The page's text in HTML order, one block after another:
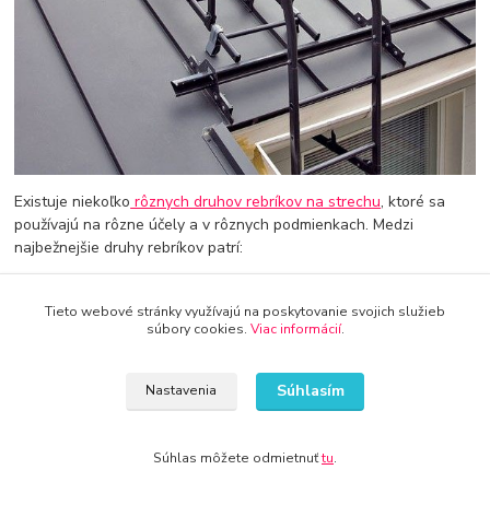
Existuje niekoľko rôznych druhov rebríkov na strechu, ktoré sa
používajú na rôzne účely a v rôznych podmienkach. Medzi
najbežnejšie druhy rebríkov patrí:
svojej pevnosti a odolnosti voči poveternostným
podmienkam. Používajú sa pre rôzne účely, vrátane čistenia
Kovové rebríky: Kovové rebríky sú výhodné pre svoju
odolnosť voči korózii a pevnosti. Sú často používané pre
Tieto webové stránky využívajú na poskytovanie svojich služieb
súbory cookies. Viac informácií.
Nastavenia Súhlasím
Súhlas môžete odmietnuťtu.